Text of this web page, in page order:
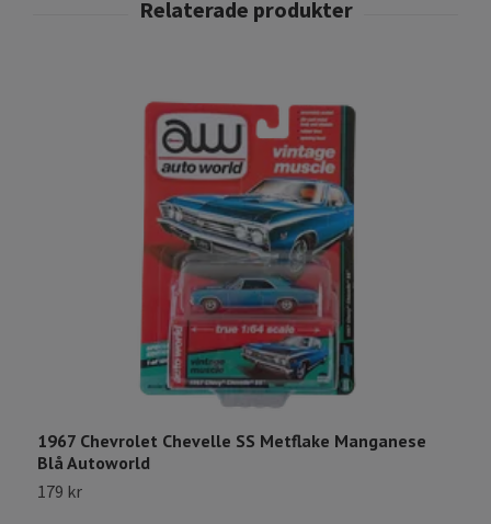
1967 Chevrolet Chevelle SS Metflake Manganese
Blå Autoworld
179 kr